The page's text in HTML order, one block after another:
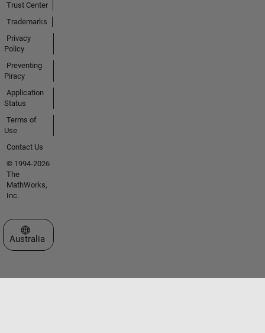
Trust Center
Trademarks
Privacy
Policy
Preventing
Piracy
Application
Status
Terms of
Use
Contact Us
© 1994-2026
The
MathWorks,
Inc.
Select a Web Site
Australia